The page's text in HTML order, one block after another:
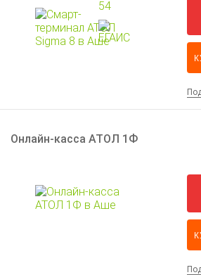
Онлайн-касса АТОЛ 1Ф